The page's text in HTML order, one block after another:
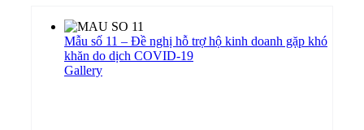
Mẫu số 11 – Đề nghị hỗ trợ hộ kinh doanh gặp khó
khăn do dịch COVID-19
Gallery